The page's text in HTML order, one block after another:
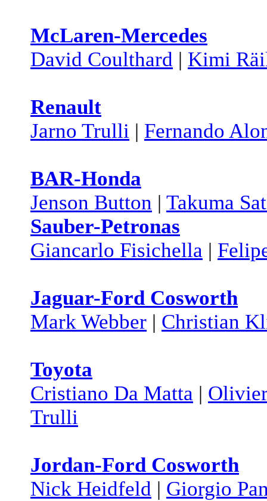
McLaren-Mercedes
David Coulthard | Kimi
Renault
Jarno Trulli | Fernando
BAR-Honda
Jenson Button | Takuma
Sauber-Petronas
Giancarlo Fisichella |
Jaguar-Ford Cosworth
Mark Webber | Christian
Toyota
Cristiano Da Matta |
Trulli
Jordan-Ford Cosworth
Nick Heidfeld | Giorgio